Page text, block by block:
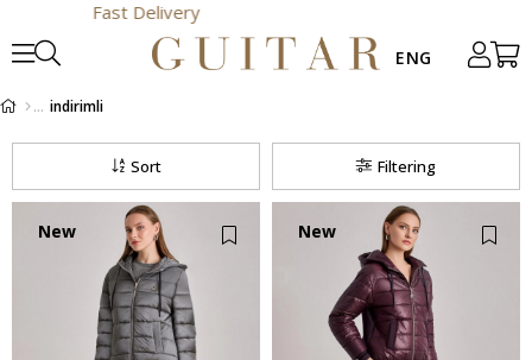
indirimli
Filtering
Sort
New
New